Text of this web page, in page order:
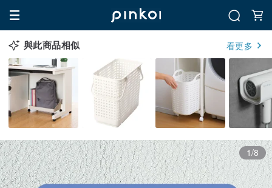
與此商品相似 看更多
1/8